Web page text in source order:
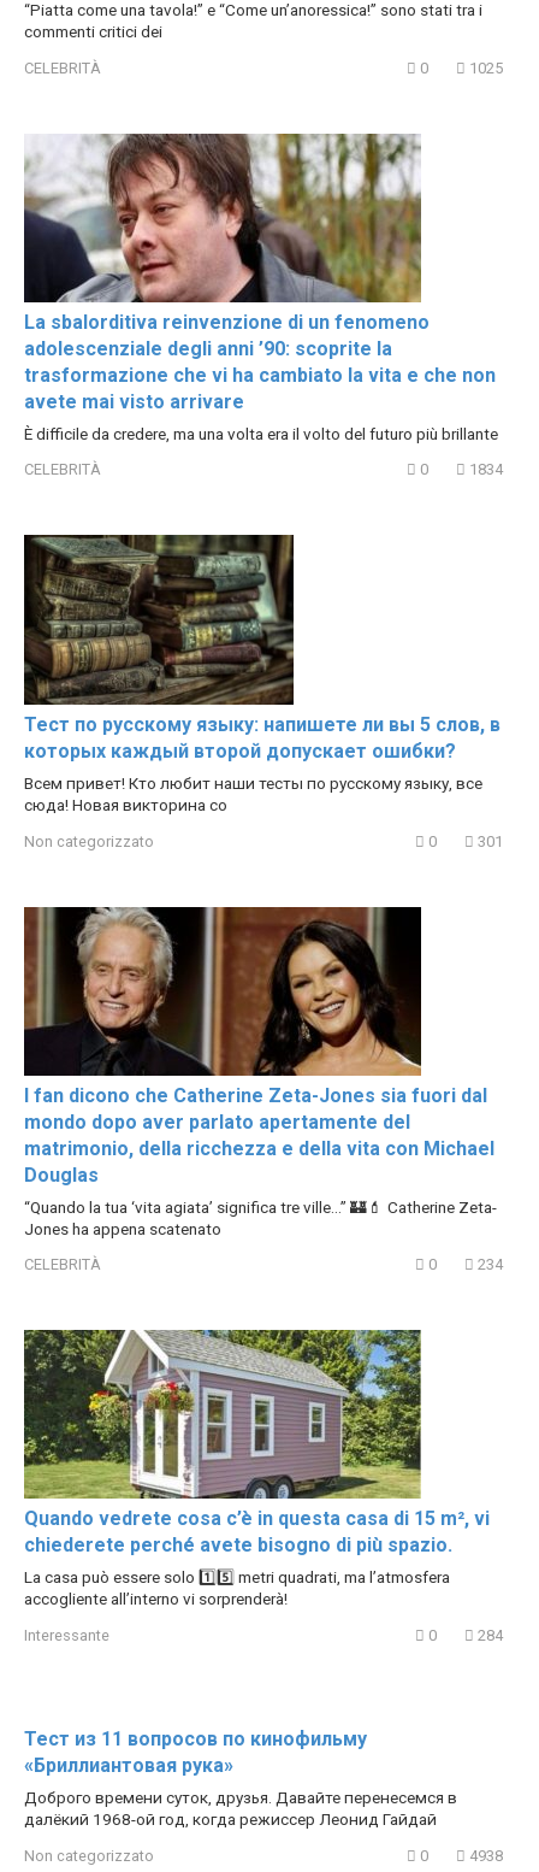
“Piatta come una tavola!” e “Come un’anoressica!” sono stati tra i
commenti critici dei
CELEBRITÀ 0 1025
La sbalorditiva reinvenzione di un fenomeno
adolescenziale degli anni ’90: scoprite la
trasformazione che vi ha cambiato la vita e che non
avete mai visto arrivare
È difficile da credere, ma una volta era il volto del futuro più brillante
CELEBRITÀ 0 1834
Тест по русскому языку: напишете ли вы 5 слов, в
которых каждый второй допускает ошибки?
Всем привет! Кто любит наши тесты по русскому языку, все
сюда! Новая викторина со
Non categorizzato 0 301
I fan dicono che Catherine Zeta-Jones sia fuori dal
mondo dopo aver parlato apertamente del
matrimonio, della ricchezza e della vita con Michael
Douglas
“Quando la tua ‘vita agiata’ significa tre ville…” 🏰💄 Catherine Zeta-
Jones ha appena scatenato
CELEBRITÀ 0 234
Quando vedrete cosa c’è in questa casa di 15 m², vi
chiederete perché avete bisogno di più spazio.
La casa può essere solo 1️⃣5️⃣ metri quadrati, ma l’atmosfera
accogliente all’interno vi sorprenderà!
Interessante 0 284
Тест из 11 вопросов по кинофильму
«Бриллиантовая рука»
Доброго времени суток, друзья. Давайте перенесемся в
далёкий 1968-ой год, когда режиссер Леонид Гайдай
Non categorizzato 0 4938